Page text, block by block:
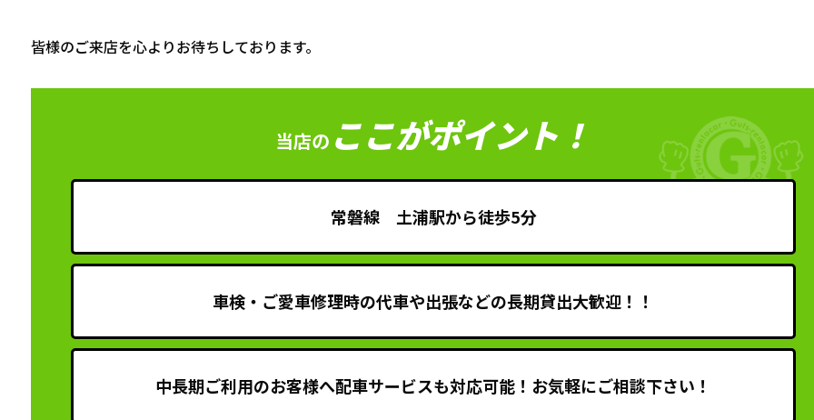
皆様のご来店を心よりお待ちしております。
当店の ここがポイント！
常磐線 土浦駅から徒歩5分
車検・ご愛車修理時の代車や出張などの長期貸出大歓迎！！
中長期ご利用のお客様へ配車サービスも対応可能！お気軽にご相談下さい！